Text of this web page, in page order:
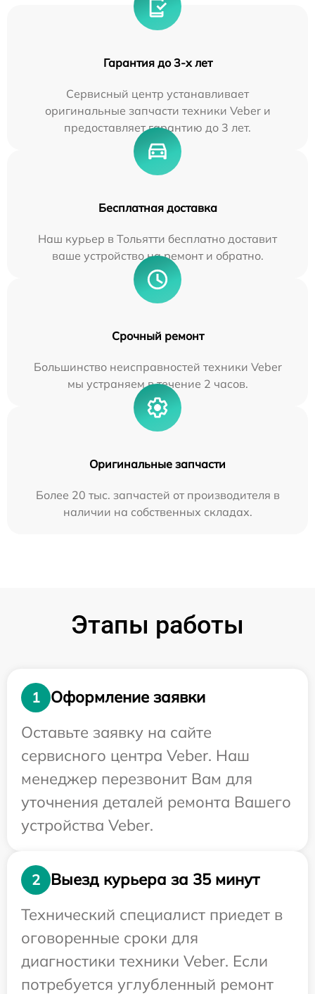
Гарантия до 3-х лет
Сервисный центр устанавливает
оригинальные запчасти техники Veber и
предоставляет гарантию до 3 лет.
Бесплатная доставка
Наш курьер в Тольятти бесплатно доставит
ваше устройство на ремонт и обратно.
Срочный ремонт
Большинство неисправностей техники Veber
мы устраняем в течение 2 часов.
Оригинальные запчасти
Более 20 тыс. запчастей от производителя в
наличии на собственных складах.
Этапы работы
1
Оформление заявки
Оставьте заявку на сайте
сервисного центра Veber. Наш
менеджер перезвонит Вам для
уточнения деталей ремонта Вашего
устройства Veber.
2
Выезд курьера за 35 минут
Технический специалист приедет в
оговоренные сроки для
диагностики техники Veber. Если
потребуется углубленный ремонт